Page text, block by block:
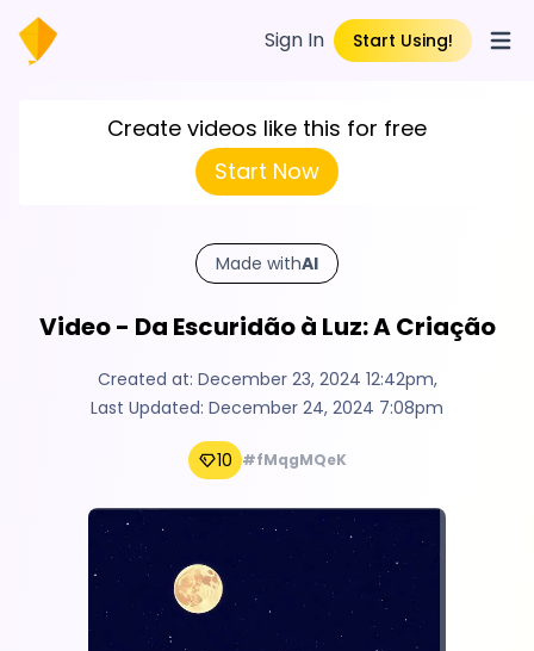
Sign In Start Using!
Create videos like this for free
Start Now
Made withAI
Video - Da Escuridão à Luz: A Criação
Created at: December 23, 2024 12:42pm,
Last Updated: December 24, 2024 7:08pm
10 #fMqgMQeK